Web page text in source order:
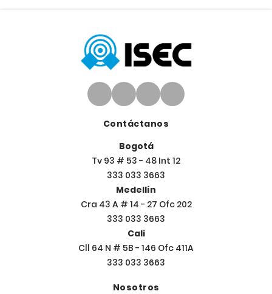
Contáctanos
Bogotá
Tv 93 # 53 - 48 Int 12
333 033 3663
Medellín
Cra 43 A # 14 - 27 Ofc 202
333 033 3663
Cali
Cll 64 N # 5B - 146 Ofc 411A
333 033 3663
Nosotros